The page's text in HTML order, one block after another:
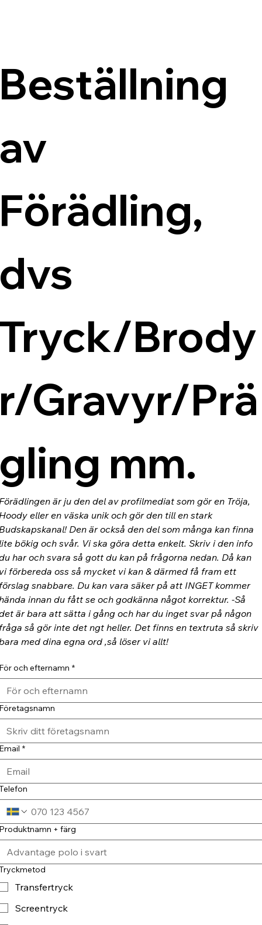
Brody
Gravyr/Prä
mm.
är ju den del av profilmediat som gör en Tröja,
eller en väska unik och gör den till en stark
Den är också den del som många kan finna
bökig och svår. Vi ska göra detta enkelt. Skriv i den info
har och svara så gott du kan på frågorna nedan. Då kan
förbereda oss så mycket vi kan & därmed få fram ett
snabbare. Du kan vara säker på att INGET kommer
innan du fått se och godkänna något korrektur. -Så
är bara att sätta i gång och har du inget svar på någon
så gör inte det ngt heller. Det finns en textruta så skriv
med dina egna ord ,så löser vi allt!
och efternamn *
*
+ färg
Transfertryck
Screentryck